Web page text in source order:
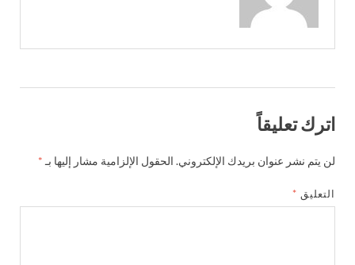
اترك تعليقاً
لن يتم نشر عنوان بريدك الإلكتروني. الحقول الإلزامية مشار إليها بـ *
التعليق *